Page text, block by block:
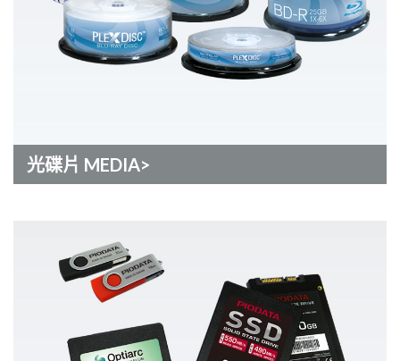
光碟片 MEDIA>